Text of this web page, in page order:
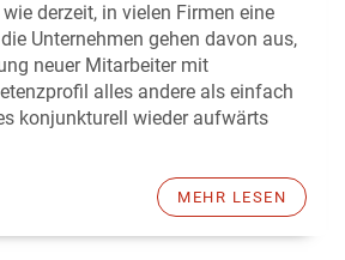
derzeit, in vielen Firmen eine
Unternehmen gehen davon aus,
neuer Mitarbeiter mit
alles andere als einfach
konjunkturell wieder aufwärts
MEHR LESEN